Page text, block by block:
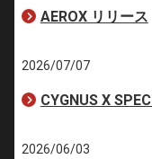
AEROX リリース
2026/07/07
CYGNUS X
2026/06/03